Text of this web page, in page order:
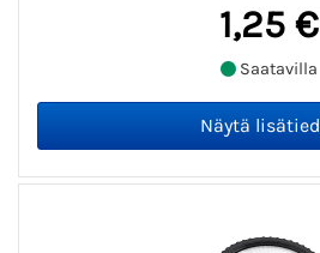
1,25 €
Saatavilla